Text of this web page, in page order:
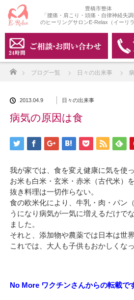
豊橋市整体
「腰痛・肩こり・頭痛・自律神経失調
のヒーリングサロンE-Relax（イーリラ
ブログ一覧 日々の出来事
2013.04.9 日々の出来事
病気の原因は食
我が家では、食を変え健康に気を使っ
お米も白米・玄米・赤米（古代米）
抜き料理は一切作らない。
食の欧米化により、牛乳・肉・パン
うになり病気が一気に増えるだけで
ました。
それと、添加物や農薬では日本は世界
これでは、大人も子供もおかしくな
No More ワクチンさんからの転載で